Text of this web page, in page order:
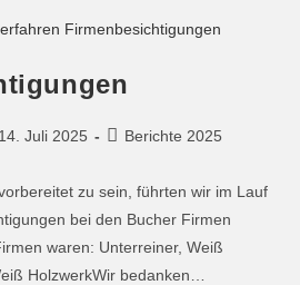
14. Juli 2025 Berichte 2025
zu sein, führten wir im Lauf
bei den Bucher Firmen
waren: Unterreiner, Weiß
HolzwerkWir bedanken…